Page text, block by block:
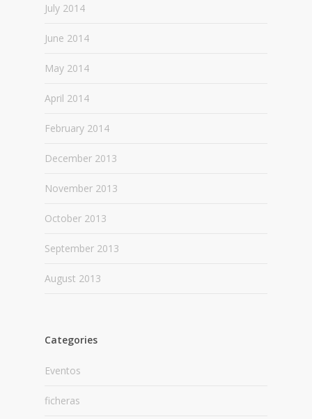
July 2014
June 2014
May 2014
April 2014
February 2014
December 2013
November 2013
October 2013
September 2013
August 2013
Categories
Eventos
ficheras